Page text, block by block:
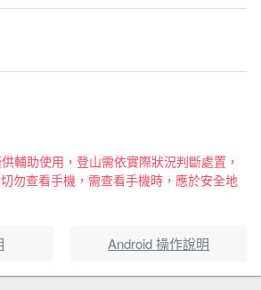
輔助使用，登山需依實際狀況判斷處置，
勿查看手機，需查看手機時，應於安全地
Android 操作說明